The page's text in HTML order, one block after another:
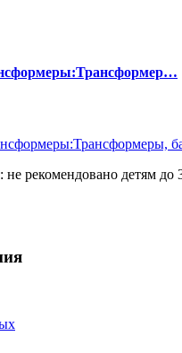
не рекомендовано детям до